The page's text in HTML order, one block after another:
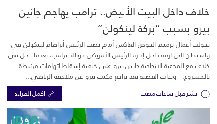
خلاف داخل البيت الأبيض.. ترامب يهاجم جانين
بيرو بسبب “بركة لينكولن”
تحولت أعمال ترميم الحوض العاكس أمام نصب الرئيس أبراهام لينكولن في
واشنطن إلى أزمة داخل إدارة الرئيس الأمريكي دونالد ترامب، بعدما دخل في
خلاف مع المدعية الاتحادية جانين بيرو على خلفية إسقاط اتهامات مرتبطة
بالمشروع. وبدأت القضية بعد تراجع مكتب بيرو عن ملاحقة الرياضي...
نشر قبل ساعات مضت اكمل القراءة